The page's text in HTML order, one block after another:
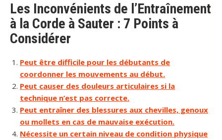
Les Inconvénients de l’Entraînement
à la Corde à Sauter : 7 Points à
Considérer
Peut être difficile pour les débutants de
coordonner les mouvements au début.
Peut causer des douleurs articulaires si la
technique n’est pas correcte.
Peut entraîner des blessures aux chevilles, genoux
ou mollets en cas de mauvaise exécution.
Nécessite un certain niveau de condition physique